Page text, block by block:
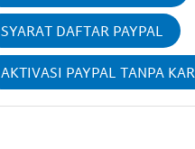
SYARAT DAFTAR PAYPAL
AKTIVASI PAYPAL TANPA